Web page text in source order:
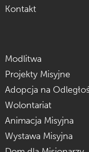
Kontakt
Modlitwa
Projekty Misyjne
Adopcja na
Wolontariat
Animacja Misyjna
Wystawa Misyjna